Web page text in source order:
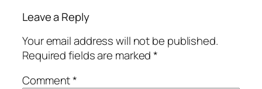
Leave a Reply
Your email address will not be published.
Required fields are marked*
Comment*